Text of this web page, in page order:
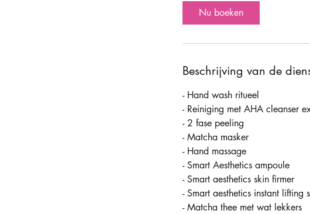
.
Nu boeken
Beschrijving van de
- Hand wash ritueel
- Reiniging met AHA cleanser
- 2 fase peeling
- Matcha masker
- Hand massage
- Smart Aesthetics ampoule
- Smart aesthetics skin firmer
- Smart aesthetics instant lifting
- Matcha thee met wat lekkers